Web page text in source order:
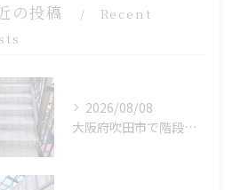
の投稿
Recent
2026/08/08
大阪府吹田市で階段をFRP 防水を施工しました。